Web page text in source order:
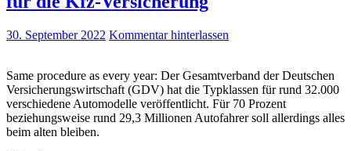
30. September 2022 Kommentar hinterlassen
Same procedure as every year: Der Gesamtverband der Deutschen
Versicherungswirtschaft (GDV) hat die Typklassen für rund 32.000
verschiedene Automodelle veröffentlicht. Für 70 Prozent
beziehungsweise rund 29,3 Millionen Autofahrer soll allerdings alles
beim alten bleiben.